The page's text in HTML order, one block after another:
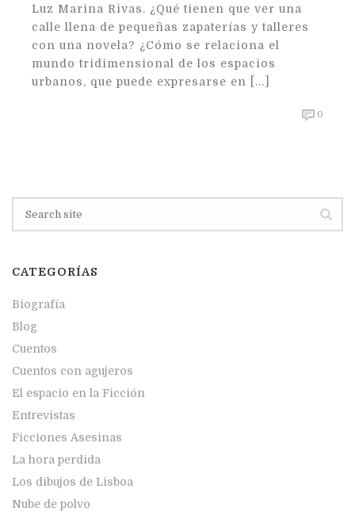
Luz Marina Rivas. ¿Qué tienen que ver una
calle llena de pequeñas zapaterías y talleres
con una novela? ¿Cómo se relaciona el
mundo tridimensional de los espacios
urbanos, que puede expresarse en [...]
0
CATEGORÍAS
Biografía
Blog
Cuentos
Cuentos con agujeros
El espacio en la Ficción
Entrevistas
Ficciones Asesinas
La hora perdida
Los dibujos de Lisboa
Nube de polvo